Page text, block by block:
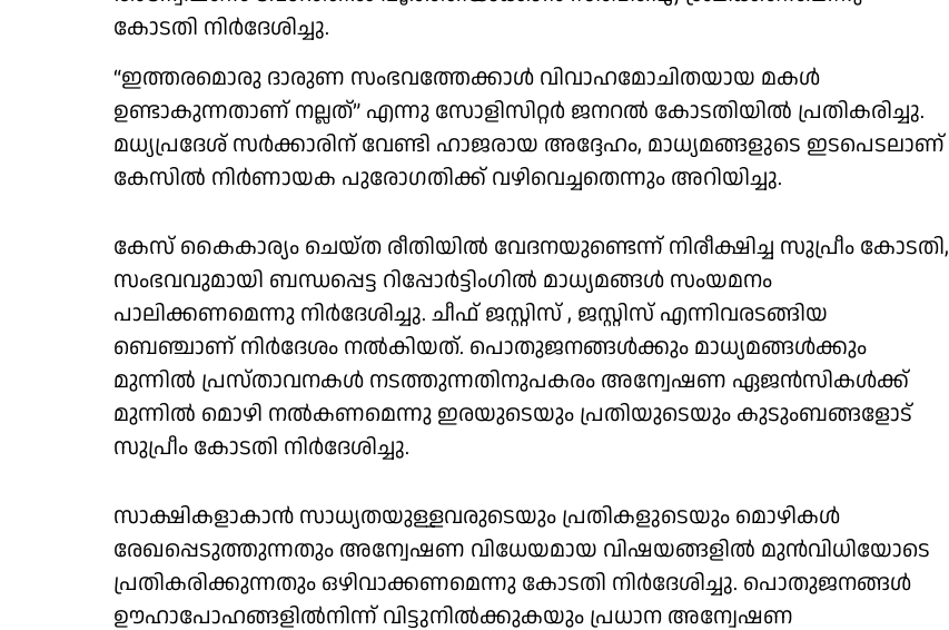
കോടതി നിർദേശിച്ചു.
“ഇത്തരമൊരു ദാരുണ സംഭവത്തേക്കാൾ വിവാഹമോചിതയായ മകൾ
ഉണ്ടാകുന്നതാണ് നല്ലത്” എന്നു സോളിസിറ്റർ ജനറൽ കോടതിയിൽ പ്രതികരിച്ചു.
മധ്യപ്രദേശ് സർക്കാരിന് വേണ്ടി ഹാജരായ അദ്ദേഹം, മാധ്യമങ്ങളുടെ ഇടപെടലാണ്
കേസിൽ നിർണായക പുരോഗതിക്ക് വഴിവെച്ചതെന്നും അറിയിച്ചു.
കേസ് കൈകാര്യം ചെയ്ത രീതിയിൽ വേദനയുണ്ടെന്ന് നിരീക്ഷിച്ച സുപ്രീം കോടതി,
സംഭവവുമായി ബന്ധപ്പെട്ട റിപ്പോർട്ടിംഗിൽ മാധ്യമങ്ങൾ സംയമനം
പാലിക്കണമെന്നു നിർദേശിച്ചു. ചീഫ് ജസ്റ്റിസ് , ജസ്റ്റിസ് എന്നിവരടങ്ങിയ
ബെഞ്ചാണ് നിർദേശം നൽകിയത്. പൊതുജനങ്ങൾക്കും മാധ്യമങ്ങൾക്കും
മുന്നിൽ പ്രസ്താവനകൾ നടത്തുന്നതിനുപകരം അന്വേഷണ ഏജൻസികൾക്ക്
മുന്നിൽ മൊഴി നൽകണമെന്നു ഇരയുടെയും പ്രതിയുടെയും കുടുംബങ്ങളോട്
സുപ്രീം കോടതി നിർദേശിച്ചു.
സാക്ഷികളാകാൻ സാധ്യതയുള്ളവരുടെയും പ്രതികളുടെയും മൊഴികൾ
രേഖപ്പെടുത്തുന്നതും അന്വേഷണ വിധേയമായ വിഷയങ്ങളിൽ മുൻവിധിയോടെ
പ്രതികരിക്കുന്നതും ഒഴിവാക്കണമെന്നു കോടതി നിർദേശിച്ചു. പൊതുജനങ്ങൾ
ഊഹാപോഹങ്ങളിൽനിന്ന് വിട്ടുനിൽക്കുകയും പ്രധാന അന്വേഷണ